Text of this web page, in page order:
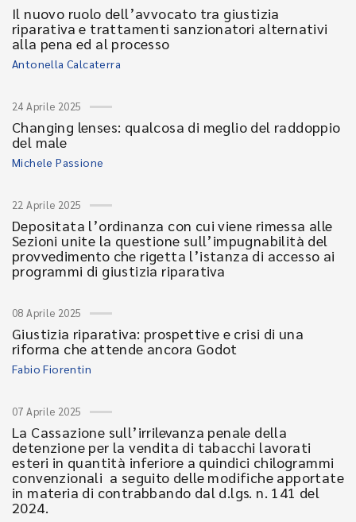
Il nuovo ruolo dell’avvocato tra giustizia
riparativa e trattamenti sanzionatori alternativi
alla pena ed al processo
Antonella Calcaterra
24 Aprile 2025
Changing lenses: qualcosa di meglio del raddoppio
del male
Michele Passione
22 Aprile 2025
Depositata l’ordinanza con cui viene rimessa alle
Sezioni unite la questione sull’impugnabilità del
provvedimento che rigetta l’istanza di accesso ai
programmi di giustizia riparativa
08 Aprile 2025
Giustizia riparativa: prospettive e crisi di una
riforma che attende ancora Godot
Fabio Fiorentin
07 Aprile 2025
La Cassazione sull’irrilevanza penale della
detenzione per la vendita di tabacchi lavorati
esteri in quantità inferiore a quindici chilogrammi
convenzionali a seguito delle modifiche apportate
in materia di contrabbando dal d.lgs. n. 141 del
2024.